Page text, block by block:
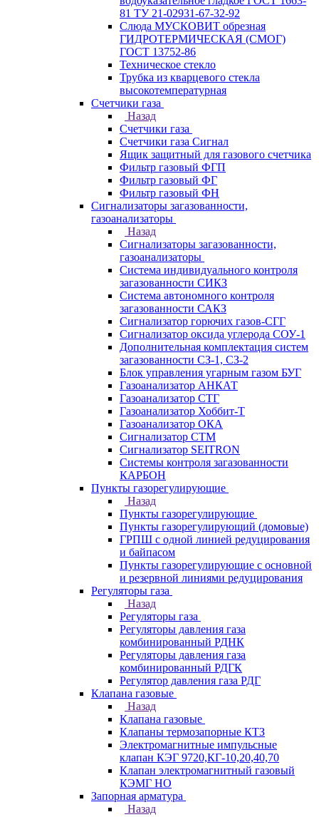
81 ТУ 21-02931-67-32-92
Слюда МУСКОВИТ обрезная
ГИДРОТЕРМИЧЕСКАЯ (СМОГ)
ГОСТ 13752-86
Техническое стекло
Трубка из кварцевого стекла
высокотемпературная
Счетчики газа
Назад
Счетчики газа
Счетчики газа Сигнал
Ящик защитный для газового счетчика
Фильтр газовый ФГП
Фильтр газовый ФГ
Фильтр газовый ФН
Сигнализаторы загазованности,
газоанализаторы
Назад
Сигнализаторы загазованности,
газоанализаторы
Система индивидуального контроля
загазованности СИКЗ
Система автономного контроля
загазованности САКЗ
Сигнализатор горючих газов-СГГ
Сигнализатор оксида углерода СОУ-1
Дополнительная комплектация систем
загазованности СЗ-1, СЗ-2
Блок управления угарным газом БУГ
Газоанализатор АНКАТ
Газоанализатор СТГ
Газоанализатор Хоббит-Т
Газоанализатор ОКА
Сигнализатор СТМ
Сигнализатор SEITRON
Системы контроля загазованности
КАРБОН
Пункты газорегулирующие
Назад
Пункты газорегулирующие
Пункты газорегулирующий (домовые)
ГРПШ с одной линией редуцирования
и байпасом
Пункты газорегулирующие с основной
и резервной линиями редуцирования
Регуляторы газа
Назад
Регуляторы газа
Регуляторы давления газа
комбинированный РДНК
Регуляторы давления газа
комбинированный РДГК
Регулятор давления газа РДГ
Клапана газовые
Назад
Клапана газовые
Клапаны термозапорные КТЗ
Электромагнитные импульсные
клапан КЭГ 9720,КГ-10,20,40,70
Клапан электромагнитный газовый
КЭМГ НО
Запорная арматура
Назад